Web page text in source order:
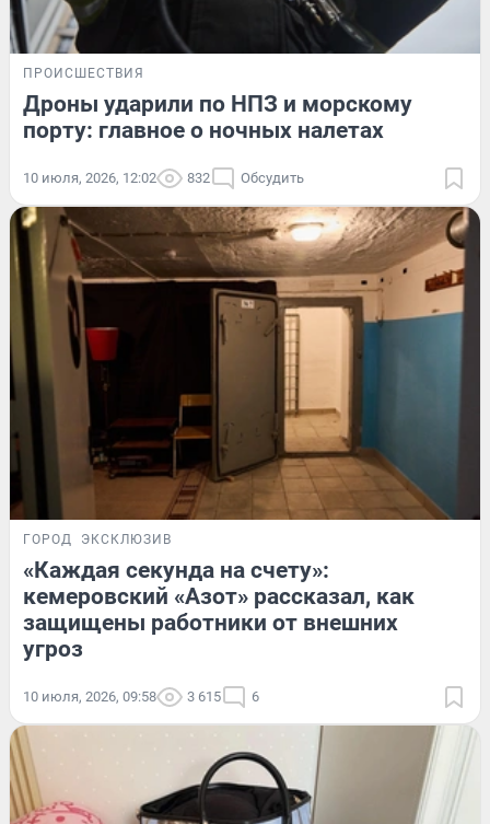
ПРОИСШЕСТВИЯ
Дроны ударили по НПЗ и морскому
порту: главное о ночных налетах
10 июля, 2026, 12:02 832 Обсудить
ГОРОД ЭКСКЛЮЗИВ
«Каждая секунда на счету»:
кемеровский «Азот» рассказал, как
защищены работники от внешних
угроз
10 июля, 2026, 09:58 3 615 6